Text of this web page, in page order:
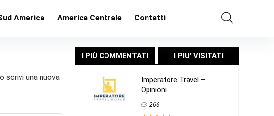
America America Centrale Contatti
scrivi una nuova
I PIÙ COMMENTATI I PIU' VISITATI
Imperatore Travel –
Opinioni
266